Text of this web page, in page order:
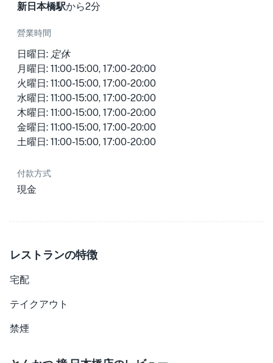
新日本橋駅から2分
營業時間
日曜日: 定休
月曜日: 11:00-15:00, 17:00-20:00
火曜日: 11:00-15:00, 17:00-20:00
水曜日: 11:00-15:00, 17:00-20:00
木曜日: 11:00-15:00, 17:00-20:00
金曜日: 11:00-15:00, 17:00-20:00
土曜日: 11:00-15:00, 17:00-20:00
付款方式
現金
レストランの特徴
宅配
テイクアウト
禁煙